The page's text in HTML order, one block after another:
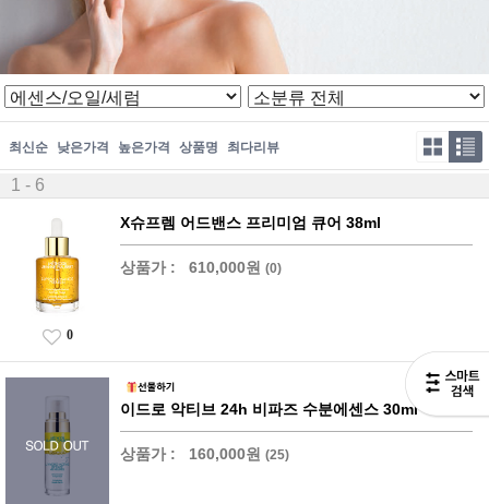
최신순 낮은가격 높은가격 상품명 최다리뷰
1 - 6
X슈프렘 어드밴스 프리미엄 큐어 38ml
상품가 : 610,000원 (0)
0
이드로 악티브 24h 비파즈 수분에센스 30ml
상품가 : 160,000원 (25)